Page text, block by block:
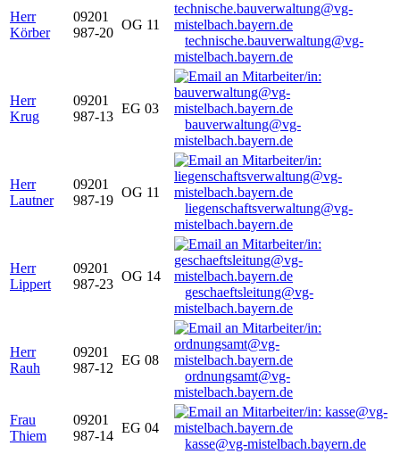
Herr
Körber
09201
987-20
OG 11
technische.bauverwaltung@vg-
mistelbach.bayern.de
Herr
Krug
09201
987-13
EG 03
bauverwaltung@vg-
mistelbach.bayern.de
Herr
Lautner
09201
987-19
OG 11
liegenschaftsverwaltung@vg-
mistelbach.bayern.de
Herr
Lippert
09201
987-23
OG 14
geschaeftsleitung@vg-
mistelbach.bayern.de
Herr
Rauh
09201
987-12
EG 08
ordnungsamt@vg-
mistelbach.bayern.de
Frau
Thiem
09201
987-14
EG 04
kasse@vg-mistelbach.bayern.de